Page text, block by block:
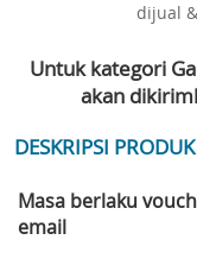
dijual
Untuk kategori
akan
DESKRIPSI
Masa berlaku
email